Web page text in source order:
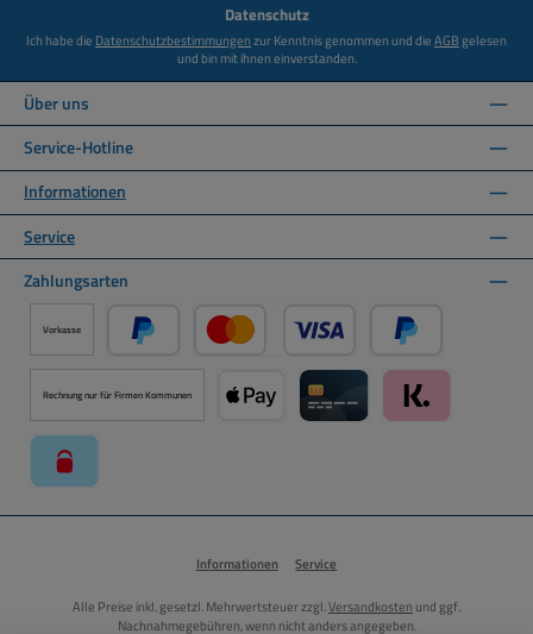
Datenschutz
Ich habe die Datenschutzbestimmungenzur Kenntnis genommen und dieAGBgelesen
und bin mit ihnen einverstanden.
Über uns
Service-Hotline
Informationen
Service
Zahlungsarten
Vorkasse
PayPal Kredit- oder Debitkarte über PayPal
Später Bezahlen
Rechnung nur für Firmen Kommunen
Informationen Service
Alle Preise inkl. gesetzl. Mehrwertsteuer zzgl.Versandkosten und ggf.
Nachnahmegebühren, wenn nicht anders angegeben.